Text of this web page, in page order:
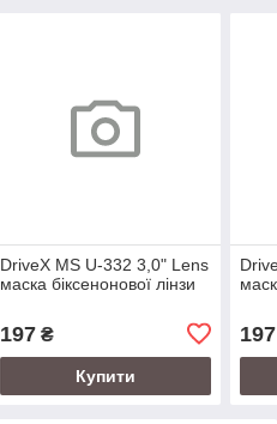
DriveX MS U-332 3,0" Lens
маска біксенонової лінзи
197₴
Купити
197